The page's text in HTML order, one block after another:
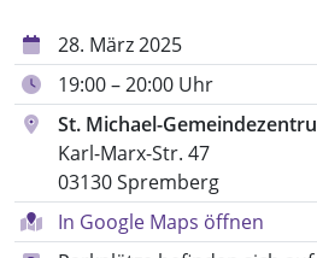
28. März 2025
19:00 – 20:00 Uhr
St. Michael-
Karl-Marx-Str. 47
03130 Spremberg
In Google Maps öffnen